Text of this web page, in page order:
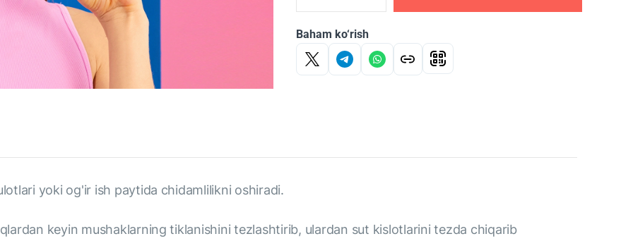
Baham ko‘rish
yoki og'ir ish paytida chidamlilikni oshiradi.
keyin mushaklarning tiklanishini tezlashtirib, ulardan sut kislotlarini tezda chiqarib